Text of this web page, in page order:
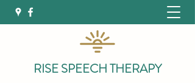
RISE SPEECH THERAPY